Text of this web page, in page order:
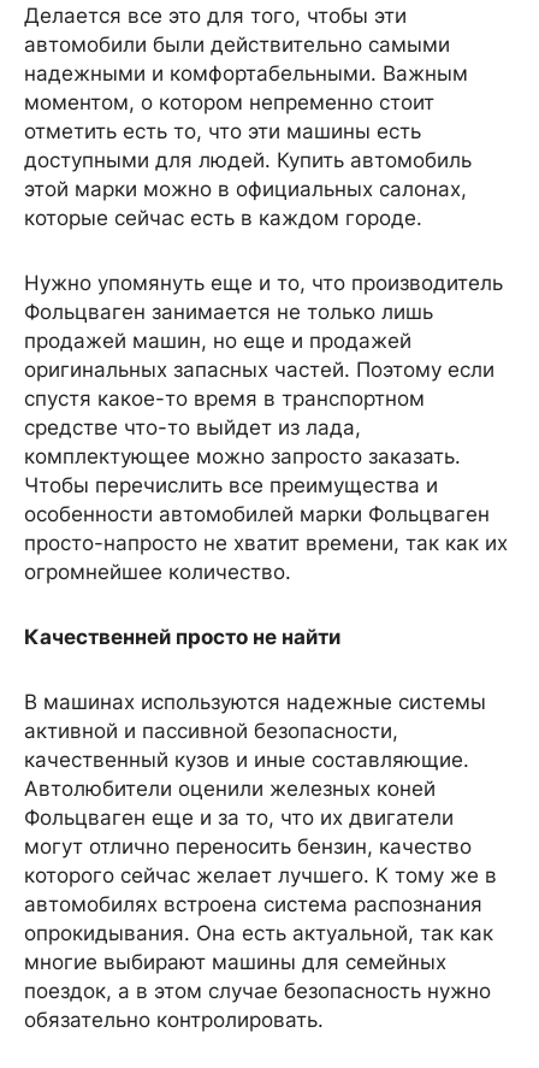
Делается все это для того, чтобы эти
автомобили были действительно самыми
надежными и комфортабельными. Важным
моментом, о котором непременно стоит
отметить есть то, что эти машины есть
доступными для людей. Купить автомобиль
этой марки можно в официальных салонах,
которые сейчас есть в каждом городе.
Нужно упомянуть еще и то, что производитель
Фольцваген занимается не только лишь
продажей машин, но еще и продажей
оригинальных запасных частей. Поэтому если
спустя какое-то время в транспортном
средстве что-то выйдет из лада,
комплектующее можно запросто заказать.
Чтобы перечислить все преимущества и
особенности автомобилей марки Фольцваген
просто-напросто не хватит времени, так как их
огромнейшее количество.
Качественней просто не найти
В машинах используются надежные системы
активной и пассивной безопасности,
качественный кузов и иные составляющие.
Автолюбители оценили железных коней
Фольцваген еще и за то, что их двигатели
могут отлично переносить бензин, качество
которого сейчас желает лучшего. К тому же в
автомобилях встроена система распознания
опрокидывания. Она есть актуальной, так как
многие выбирают машины для семейных
поездок, а в этом случае безопасность нужно
обязательно контролировать.